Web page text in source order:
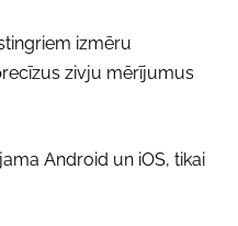
izmēru
zivju mērījumus
Android un iOS, tikai